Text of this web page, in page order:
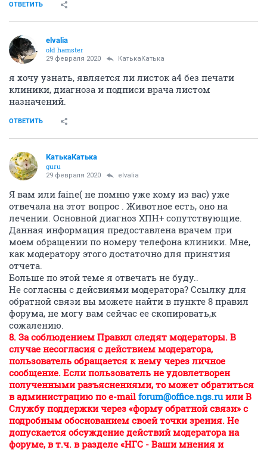
ОТВЕТИТЬ
elvalia
old hamster
29 февраля 2020 КатькаКатька
я хочу узнать, является ли листок а4 без печати
клиники, диагноза и подписи врача листом
назначений.
ОТВЕТИТЬ
КатькаКатька
guru
29 февраля 2020 elvalia
Я вам или faine( не помню уже кому из вас) уже
отвечала на этот вопрос . Животное есть, оно на
лечении. Основной диагноз ХПН+ сопутствующие.
Данная информация предоставлена врачем при
моем обращении по номеру телефона клиники. Мне,
как модератору этого достаточно для принятия
отчета.
Больше по этой теме я отвечать не буду..
Не согласны с дейсвиями модератора? Ссылку для
обратной связи вы можете найти в пункте 8 правил
форума, не могу вам сейчас ее скопировать,к
сожалению.
8. За соблюдением Правил следят модераторы. В
случае несогласия с действием модератора,
пользователь обращается к нему через личное
сообщение. Если пользователь не удовлетворен
полученными разъяснениями, то может обратиться
в администрацию по e-mail forum@office.ngs.ruили В
Службу поддержки через «форму обратной связи» с
подробным обоснованием своей точки зрения. Не
допускается обсуждение действий модератора на
форуме, в т.ч. в разделе «НГС - Ваши мнения и